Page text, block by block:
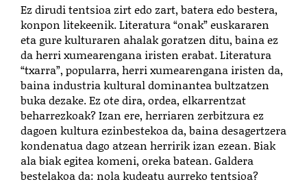
Ez dirudi tentsioa zirt edo zart, batera edo bestera,
konpon litekeenik. Literatura “onak” euskararen
eta gure kulturaren ahalak goratzen ditu, baina ez
da herri xumearengana iristen erabat. Literatura
“txarra”, popularra, herri xumearengana iristen da,
baina industria kultural dominantea bultzatzen
buka dezake. Ez ote dira, ordea, elkarrentzat
beharrezkoak? Izan ere, herriaren zerbitzura ez
dagoen kultura ezinbestekoa da, baina desagertzera
kondenatua dago atzean herririk izan ezean. Biak
ala biak egitea komeni, oreka batean. Galdera
bestelakoa da: nola kudeatu aurreko tentsioa?